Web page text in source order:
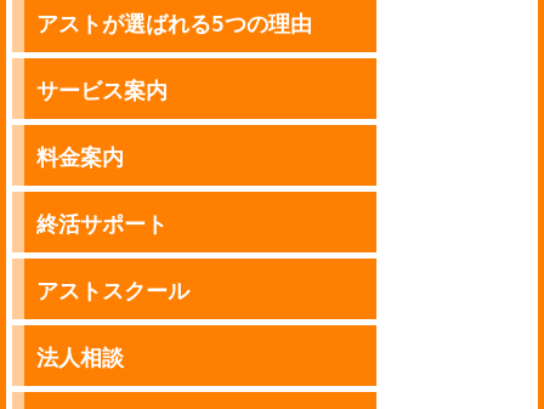
アストが選ばれる5つの理由
サービス案内
料金案内
終活サポート
アストスクール
法人相談